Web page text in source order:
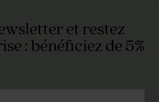
et restez
: bénéficiez de 5%